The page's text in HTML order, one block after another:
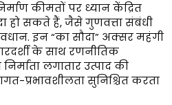
कीमतों पर ध्यान केंद्रित
हो सकते हैं, जैसे गुणवत्ता संबंधी
इन “का सौदा” अक्सर महंगी
के साथ रणनीतिक
लगातार उत्पाद की
प्रभावशीलता सुनिश्चित करता